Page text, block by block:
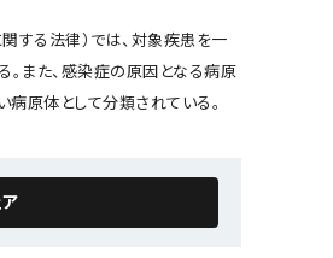
する法律）では、対象疾患を一
。また、感染症の原因となる病原
原体として分類されている。